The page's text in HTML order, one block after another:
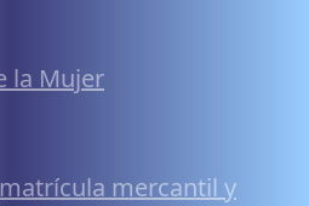
la Mujer
mercantil y